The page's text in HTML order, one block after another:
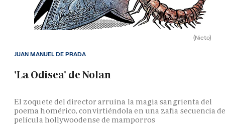
(Nieto)
'La Odisea' de Nolan
El zoquete del director arruina la magia sangrienta del
poema homérico, convirtiéndola en una zafia secuencia
película hollywoodense de mamporros
JUAN MANUEL DE PRADA